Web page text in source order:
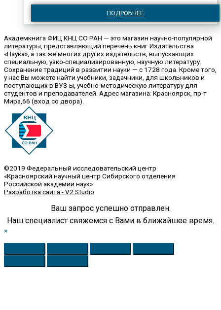
ПОДРОБНЕЕ
Академкнига ФИЦ КНЦ СО РАН — это магазин научно-популярной
литературы, представляющий перечень книг Издательства
«Наука», а так же многих других издательств, выпускающих
специальную, узко-специализированную, научную литературу.
Сохранение традиций в развитии науки — с 1728 года. Кроме того,
у нас Вы можете найти учебники, задачники, для школьников и
поступающих в ВУЗ-ы, учебно-методическую литературу для
студентов и преподавателей. Адрес магазина: Красноярск, пр-т
Мира,66 (вход со двора).
©2019 Федеральный исследовательский центр
«Красноярский научный центр Сибирского отделения
Российской академии наук»
Разработка сайта - V2 Studio
Ваш запрос успешно отправлен.
Наш специалист свяжемся с Вами в ближайшее время.
×